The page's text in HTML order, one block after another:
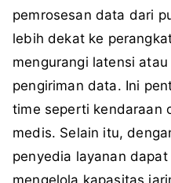
pemrosesan data dari
lebih dekat ke
mengurangi latensi
pengiriman data. Ini
time seperti kendaraan
medis. Selain itu,
penyedia layanan
mengelola kapasitas